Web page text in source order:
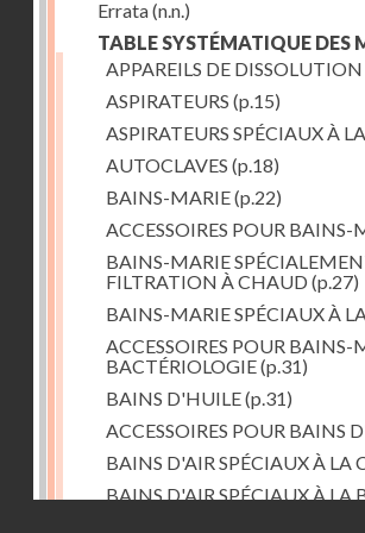
Errata(n.n.)
TABLE SYSTÉMATIQUE DES
APPAREILS DE DISSOLUTION
ASPIRATEURS (p.15)
ASPIRATEURS SPÉCIAUX À
AUTOCLAVES (p.18)
BAINS-MARIE(p.22)
ACCESSOIRES POUR BAINS-
BAINS-MARIE
FILTRATION À CHAUD (p.27)
BAINS-MARIE SPÉCIAUX À
ACCESSOIRES POUR BAINS-
BACTÉRIOLOGIE(p.31)
BAINS D'HUILE(p.31)
ACCESSOIRES POUR BAINS
BAINS D'AIR SPÉCIAUX À LA
BAINS D'AIR SPÉCIAUX À LA